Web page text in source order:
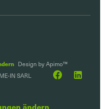
Design byApimo™
IN SARL
ändern